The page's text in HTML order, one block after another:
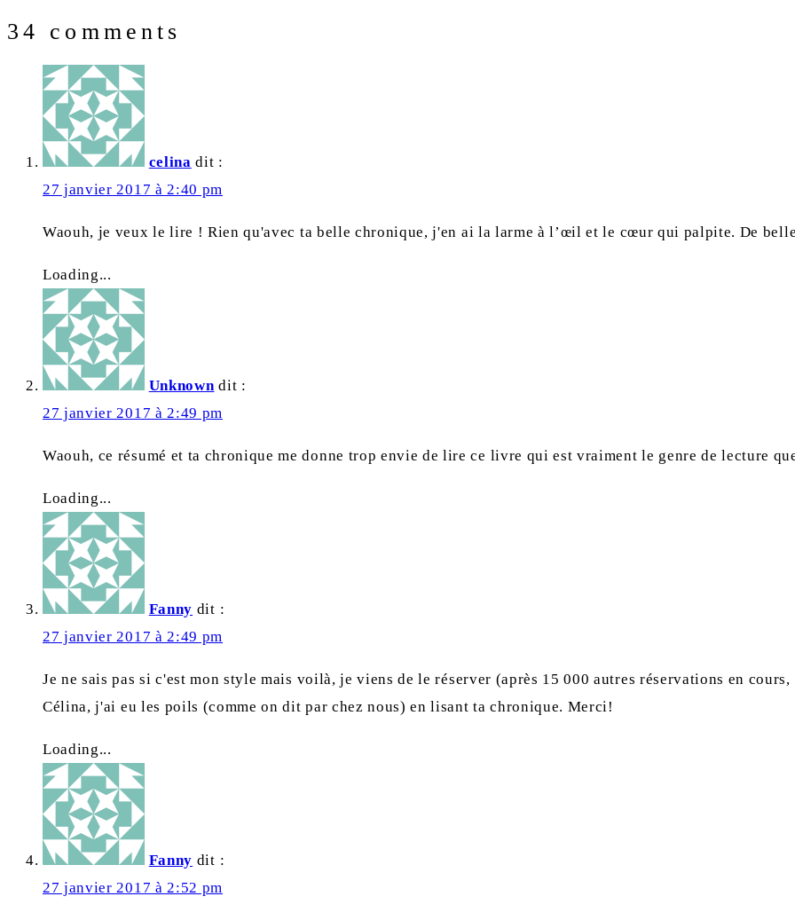
34 comments
celina dit :
27 janvier 2017 à 2:40 pm
Waouh, je veux le lire ! Rien qu'avec ta belle chronique, j'en ai la larme à l’œil et le cœur qui palpite. De
Loading...
Unknown dit :
27 janvier 2017 à 2:49 pm
Waouh, ce résumé et ta chronique me donne trop envie de lire ce livre qui est vraiment le genre de lecture
Loading...
Fanny dit :
27 janvier 2017 à 2:49 pm
Je ne sais pas si c'est mon style mais voilà, je viens de le réserver (après 15 000 autres réservations en
Célina, j'ai eu les poils (comme on dit par chez nous) en lisant ta chronique. Merci!
Loading...
Fanny dit :
27 janvier 2017 à 2:52 pm